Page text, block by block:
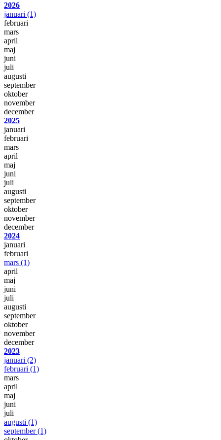
2026
januari (1)
februari
mars
april
maj
juni
juli
augusti
september
oktober
november
december
2025
januari
februari
mars
april
maj
juni
juli
augusti
september
oktober
november
december
2024
januari
februari
mars (1)
april
maj
juni
juli
augusti
september
oktober
november
december
2023
januari (2)
februari (1)
mars
april
maj
juni
juli
augusti (1)
september(1)